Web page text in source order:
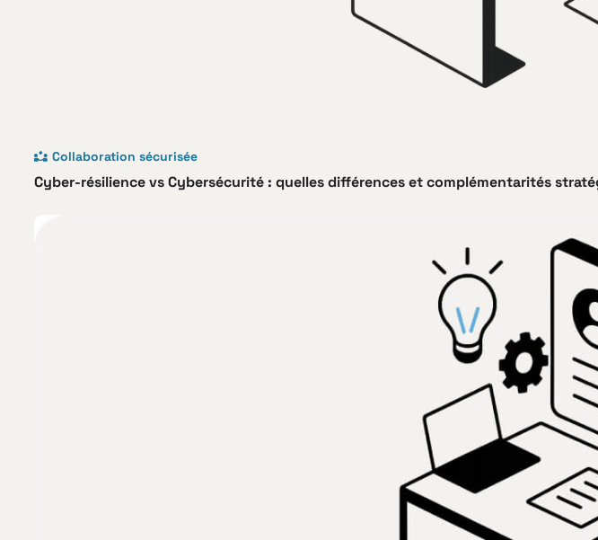
Collaboration sécurisée
Cyber-résilience vs Cybersécurité : quelles différences et complémentarités